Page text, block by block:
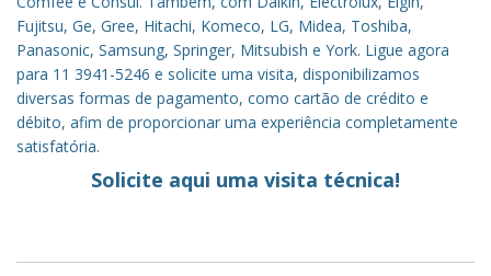
Fujitsu, Ge, Gree, Hitachi, Komeco, LG, Midea, Toshiba,
Panasonic, Samsung, Springer, Mitsubish e York. Ligue agora
para 11 3941-5246 e solicite uma visita, disponibilizamos
diversas formas de pagamento, como cartão de crédito e
débito, afim de proporcionar uma experiência completamente
satisfatória.
Solicite aqui uma visita técnica!